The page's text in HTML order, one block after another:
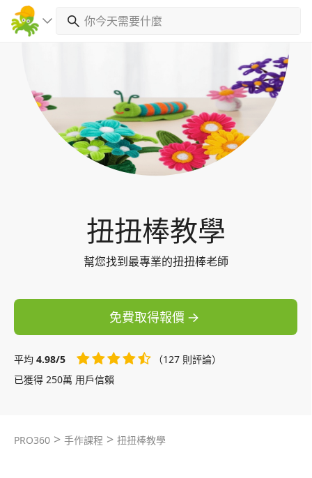
扭扭棒教學
幫您找到最專業的扭扭棒老師
免費取得報價
平均 4.98/5
（127 則評論）
已獲得 250萬 用戶信賴
PRO360 > 手作課程 > 扭扭棒教學